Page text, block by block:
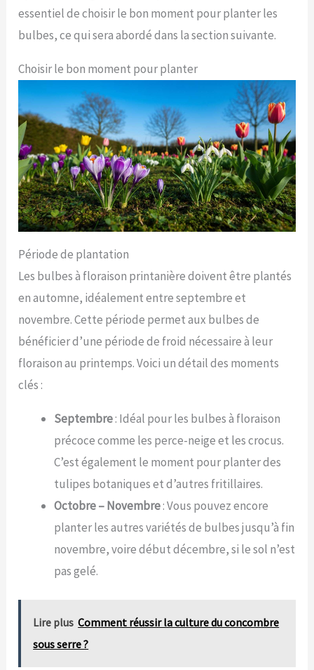
essentiel de choisir le bon moment pour planter les
bulbes, ce qui sera abordé dans la section suivante.
Choisir le bon moment pour planter
Période de plantation
Les bulbes à floraison printanière doivent être plantés
en automne, idéalement entre septembre et
novembre. Cette période permet aux bulbes de
bénéficier d’une période de froid nécessaire à leur
floraison au printemps. Voici un détail des moments
clés :
Septembre: Idéal pour les bulbes à floraison
précoce comme les perce-neige et les crocus.
C’est également le moment pour planter des
tulipes botaniques et d’autres fritillaires.
Octobre – Novembre: Vous pouvez encore
planter les autres variétés de bulbes jusqu’à fin
novembre, voire début décembre, si le sol n’est
pas gelé.
Lire plus Comment réussir la culture du concombre
sous serre ?